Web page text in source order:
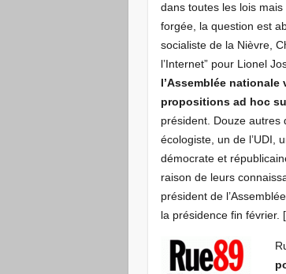
dans toutes les lois
forgée, la question est
socialiste de la Nièvre,
l’Internet” pour Lionel
l’Assemblée
propositions ad hoc
président. Douze autres
écologiste, un de l’UDI,
démocrate et
raison de leurs
président de
la présidence fin